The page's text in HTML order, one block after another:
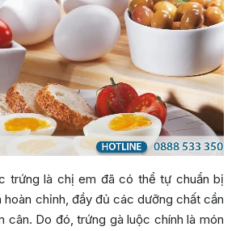
trứng là chị em đã có thể tự chuẩn bị
hoàn chỉnh, đầy đủ các dưỡng chất cần
cân. Do đó, trứng gà luộc chính là món